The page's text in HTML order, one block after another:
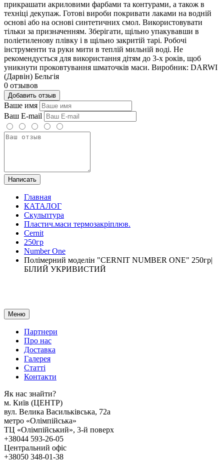
прикрашати акриловими фарбами та контурами, а також в
техніці декупаж. Готові вироби покривати лаками на водній
основі або на основі синтетичних смол. Використовувати
тільки за призначенням. Зберігати, щільно упакувавши в
поліетиленову плівку і в щільно закритій тарі. Робочі
інструменти та руки мити в теплій мильній воді. Не
рекомендується для використання дітям до 3-х років, щоб
уникнути проковтування шматочків маси. Виробник: DARWI
(Дарвін) Бельгія
0 отзывов
Добавить отзыв
Ваше имя
Ваш E-mail
Написать
Главная
КАТАЛОГ
Скульптура
Пластич.маси термозакріплюв.
Cernit
250гр
Number One
Полімерний моделін "CERNIT NUMBER ONE" 250гр|
БІЛИЙ УКРИВИСТИЙ
Меню
Партнери
Про нас
Доставка
Галерея
Статтi
Контакти
Як наc знайти?
м. Киïв (ЦЕНТР)
вул. Велика Васильківська, 72а
метро «Олімпійська»
ТЦ «Олімпійський», 3-й поверх
+38044 593-26-05
Центральний офіс
+38050 348-01-38